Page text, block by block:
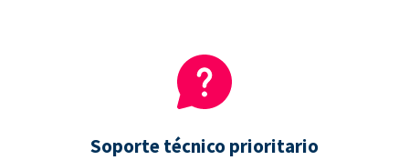
Soporte técnico prioritario